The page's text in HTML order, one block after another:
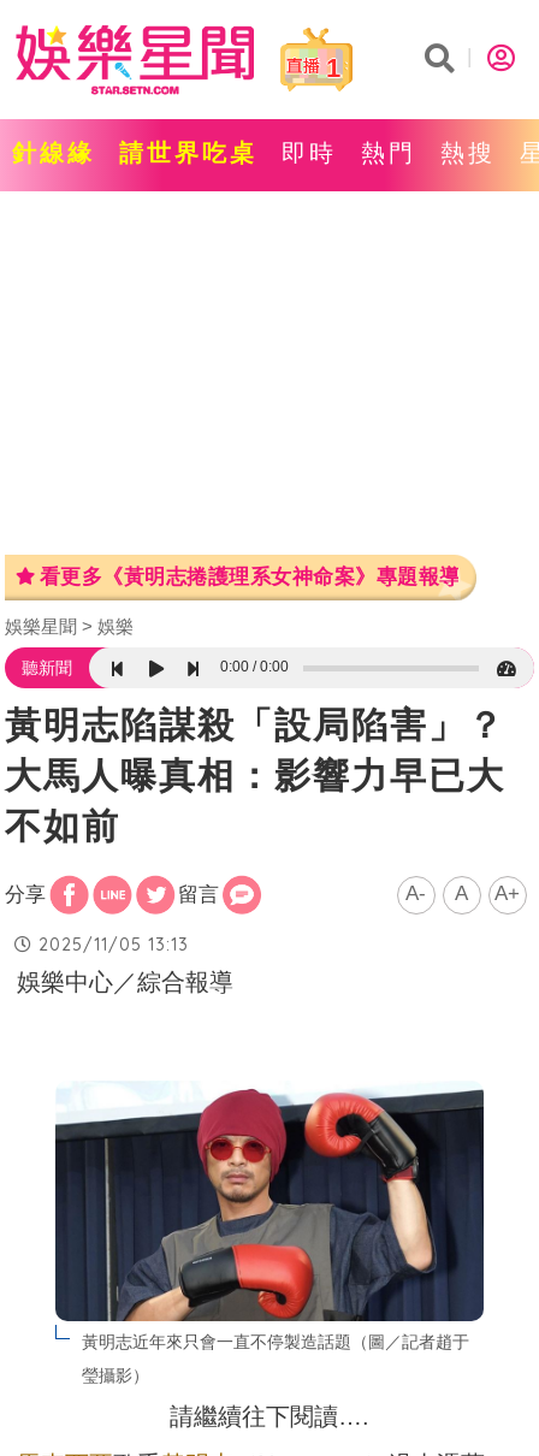
1
針線緣 請世界吃桌 即時 熱門 熱搜
看更多《黃明志捲護理系女神命案》專題報導
娛樂星聞 娛樂
聽新聞 0:00 0:00
黃明志陷謀殺「設局陷害」？
大馬人曝真相：影響力早已大
不如前
分享 留言 A- A A+
2025/11/05 13:13
娛樂中心／綜合報導
黃明志近年來只會一直不停製造話題（圖／記者趙于
瑩攝影）
請繼續往下閱讀….